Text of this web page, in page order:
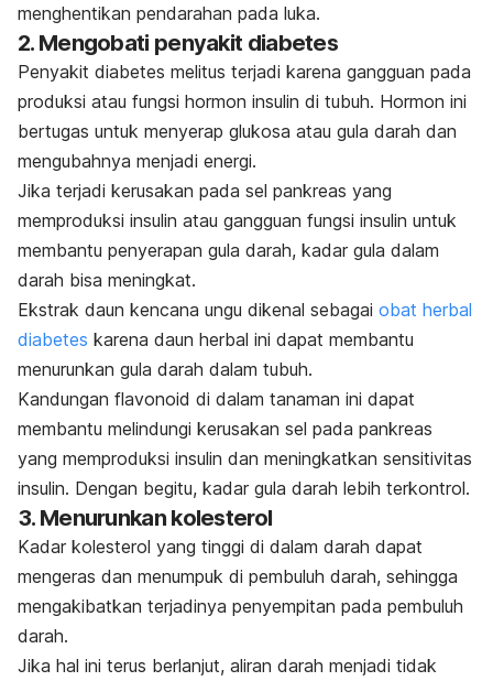
menghentikan pendarahan pada luka.
2. Mengobati penyakit diabetes
Penyakit diabetes melitus terjadi karena gangguan pada
produksi atau fungsi hormon insulin di tubuh. Hormon ini
bertugas untuk menyerap glukosa atau gula darah dan
mengubahnya menjadi energi.
Jika terjadi kerusakan pada sel pankreas yang
memproduksi insulin atau gangguan fungsi insulin untuk
membantu penyerapan gula darah, kadar gula dalam
darah bisa meningkat.
Ekstrak daun kencana ungu dikenal sebagai obat herbal
diabetes karena daun herbal ini dapat membantu
menurunkan gula darah dalam tubuh.
Kandungan flavonoid di dalam tanaman ini dapat
membantu melindungi kerusakan sel pada pankreas
yang memproduksi insulin dan meningkatkan sensitivitas
insulin. Dengan begitu, kadar gula darah lebih terkontrol.
3. Menurunkan kolesterol
Kadar kolesterol yang tinggi di dalam darah dapat
mengeras dan menumpuk di pembuluh darah, sehingga
mengakibatkan terjadinya penyempitan pada pembuluh
darah.
Jika hal ini terus berlanjut, aliran darah menjadi tidak